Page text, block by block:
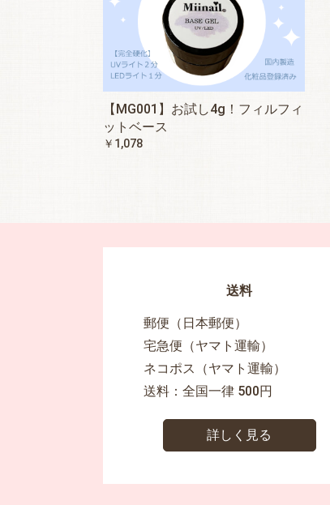
【MG001】お試し4g！フィルフィ
ットベース
￥1,078
送料
郵便（日本郵便）
宅急便（ヤマト運輸）
ネコポス（ヤマト運輸）
送料：全国一律 500円
詳しく見る